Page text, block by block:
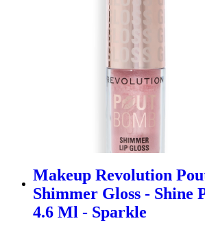
Makeup Revolution
Shimmer Gloss - Shine
4.6 Ml - Sparkle